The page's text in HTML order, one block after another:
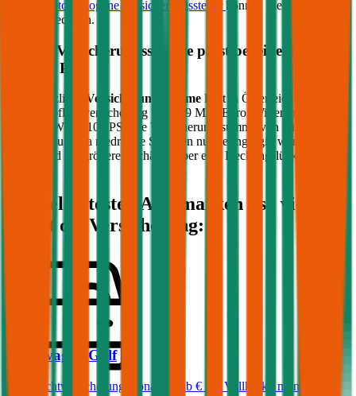
motorbezogene Versicherungssteuer können Sie die Steuer
genau berechnen.
Welche Versicherungssumme passt bei einem PKW
PS?
Die gesetzliche Versicherungssumme liegt in Österreich bei der
Kfz-Haftpflichtversicherung bei 7,79 Mio. Euro. Wir empfehlen für
Ihren PKW mit
109
PS eine Versicherungssumme von mindestens
20 Mio. Euro, da niedrigere Summen nur geringfügig weniger
kosten und bei größeren Schäden aber eine Deckungslücke auftreten
Die beliebtesten Automarken - so viel
kostet die Versicherung:
Volkswagen Golf
Haftpflichtversicherung monatlich ab € 50
Vollkasko monatlich